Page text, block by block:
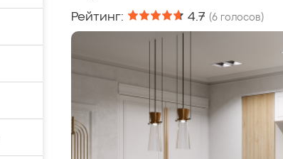
Рейтинг: 4.7 (6 голосов)